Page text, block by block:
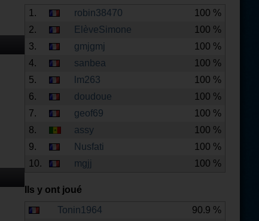
1. robin38470
100 %
2.
ElèveSimone
100 %
3.
gmjgmj
100 %
4.
sanbea
100 %
5.
lm263
100 %
6.
doudoue
100 %
7.
geof69
100 %
8.
assy
100 %
9.
Nusfati
100 %
10.
mgjj 100 %
Ils y ont joué
Tonin1964
90.9 %